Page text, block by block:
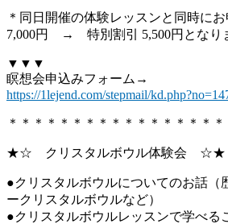
＊同日開催の体験レッスンと同時に
7,000円 → 特別割引 5,500円となり
▼▼▼
瞑想会申込みフォーム→
https://1lejend.com/stepmail/
＊＊＊＊＊＊＊＊＊＊＊＊＊＊＊＊＊
★☆ クリスタルボウル体験会 ☆★
●クリスタルボウルについてのお話（
ークリスタルボウルなど）
●クリスタルボウルレッスンで学べる